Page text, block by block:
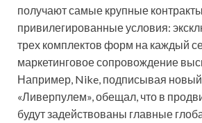
получают самые крупные
привилегированные условия:
трех комплектов форм на каждый
маркетинговое сопровождение
Например, Nike, подписывая новый
«Ливерпулем», обещал, что в
будут задействованы главные